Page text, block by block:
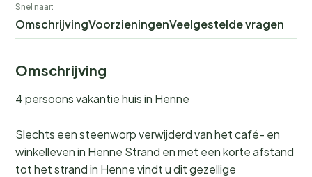
Snel naar:
OmschrijvingVoorzieningenVeelgestelde vragen
Omschrijving
4 persoons vakantie huis in Henne
Slechts een steenworp verwijderd van het café- en
winkelleven in Henne Strand en met een korte afstand
tot het strand in Henne vindt u dit gezellige